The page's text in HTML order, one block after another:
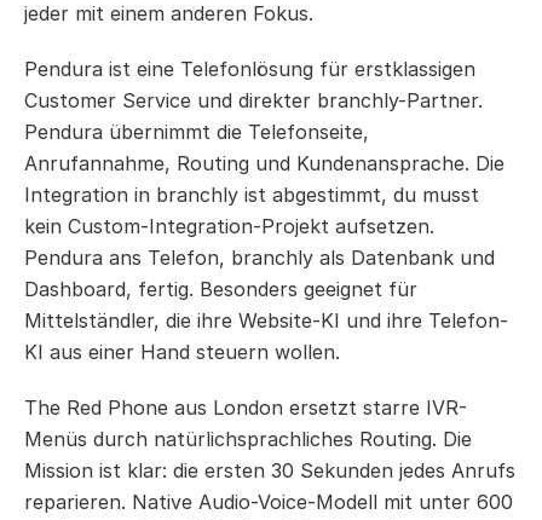
jeder mit einem anderen Fokus.
Pendura ist eine Telefonlösung für erstklassigen
Customer Service und direkter branchly-Partner.
Pendura übernimmt die Telefonseite,
Anrufannahme, Routing und Kundenansprache. Die
Integration in branchly ist abgestimmt, du musst
kein Custom-Integration-Projekt aufsetzen.
Pendura ans Telefon, branchly als Datenbank und
Dashboard, fertig. Besonders geeignet für
Mittelständler, die ihre Website-KI und ihre Telefon-
KI aus einer Hand steuern wollen.
The Red Phone aus London ersetzt starre IVR-
Menüs durch natürlichsprachliches Routing. Die
Mission ist klar: die ersten 30 Sekunden jedes Anrufs
reparieren. Native Audio-Voice-Modell mit unter 600